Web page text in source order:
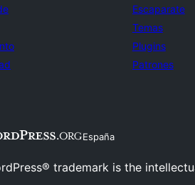
Escaparate
Temas
Plugins
Patrones
España
trademark is the